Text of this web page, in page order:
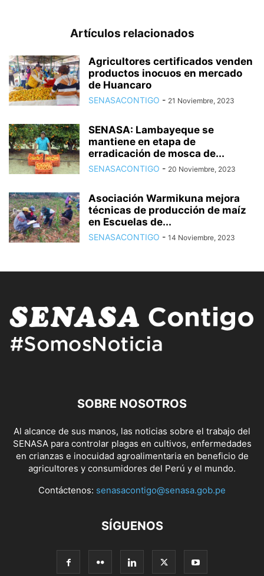
Artículos relacionados
Agricultores certificados venden
productos inocuos en mercado
de Huancaro
SENASACONTIGO - 21 Noviembre, 2023
SENASA: Lambayeque se
mantiene en etapa de
erradicación de mosca de...
SENASACONTIGO - 20 Noviembre, 2023
Asociación Warmikuna mejora
técnicas de producción de maíz
en Escuelas de...
SENASACONTIGO - 14 Noviembre, 2023
SOBRE NOSOTROS
Al alcance de sus manos, las noticias sobre el trabajo del
SENASA para controlar plagas en cultivos, enfermedades
en crianzas e inocuidad agroalimentaria en beneficio de
agricultores y consumidores del Perú y el mundo.
Contáctenos: senasacontigo@senasa.gob.pe
SÍGUENOS